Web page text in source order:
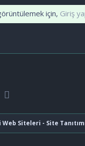
için, Giriş
WhatsApp
Web Siteleri - Site